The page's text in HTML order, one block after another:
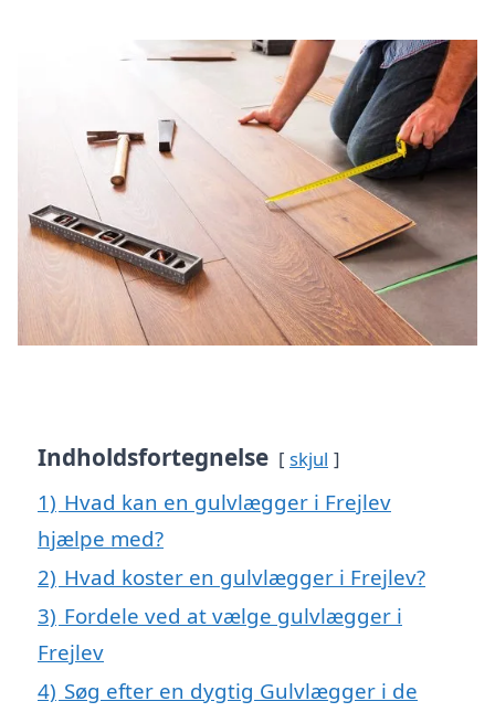
Indholdsfortegnelse skjul
1) Hvad kan en gulvlægger i Frejlev
hjælpe med?
2) Hvad koster en gulvlægger i Frejlev?
3) Fordele ved at vælge gulvlægger i
Frejlev
4) Søg efter en dygtig Gulvlægger i de